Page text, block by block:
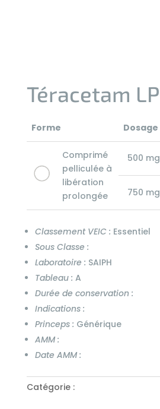
Téracetam LP
Forme Dosage
Comprimé
pelliculée à
libération
prolongée
500 mg
750 mg
Classement VEIC : Essentiel
Sous Classe :
Laboratoire : SAIPH
Tableau : A
Durée de conservation :
Indications :
Princeps : Générique
AMM :
Date AMM :
Catégorie :